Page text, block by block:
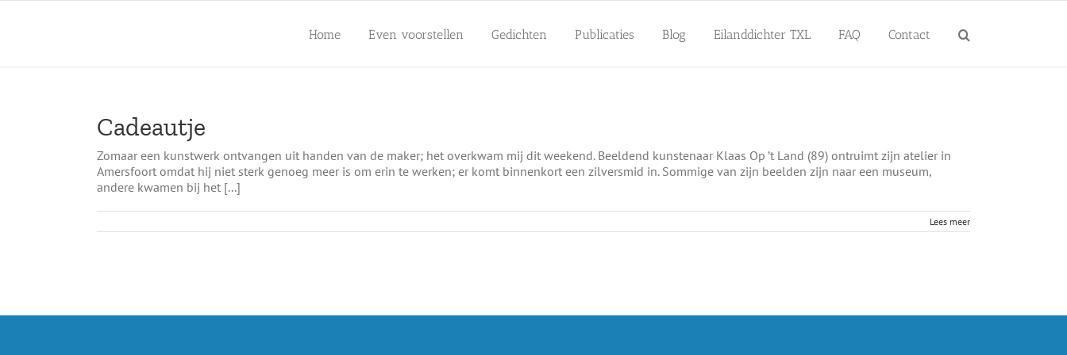
Home Even voorstellen Gedichten Publicaties Blog Eilanddichter TXL FAQ Contact
Cadeautje
Zomaar een kunstwerk ontvangen uit handen van de maker; het overkwam mij dit weekend. Beeldend kunstenaar Klaas Op ’t Land (89) ontruimt zijn atelier in
Amersfoort omdat hij niet sterk genoeg meer is om erin te werken; er komt binnenkort een zilversmid in. Sommige van zijn beelden zijn naar een museum,
andere kwamen bij het [...]
Lees meer